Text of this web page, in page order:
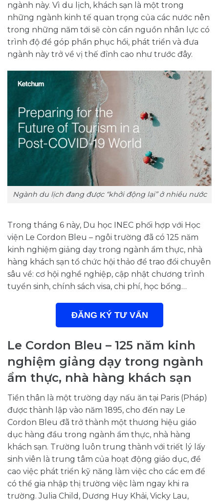
ngành này. Vì du lịch, khách sạn là một trong
những ngành kinh tế quan trọng của các nước nên
trong những năm tới sẽ còn cần nguồn nhân lực có
trình độ để góp phần phục hồi, phát triển và đưa
ngành này trở về vị thế đỉnh cao như trước đây.
Ngành du lịch đang được “khởi động lại” ở nhiều nước
Trong tháng 6 này, Du học INEC phối hợp với Học
viện Le Cordon Bleu – ngôi trường đã có 125 năm
kinh nghiệm giảng dạy trong ngành ẩm thực, nhà
hàng khách sạn tổ chức hội thảo để trao đổi chuyên
sâu về: cơ hội nghề nghiệp, cập nhật chương trình
tuyển sinh, chính sách visa, chi phí, học bổng…
ĐĂNG KÝ TƯ VẤN
Le Cordon Bleu – 125 năm kinh
nghiệm giảng dạy trong ngành
ẩm thực, nhà hàng khách sạn
Tiền thân là một trường dạy nấu ăn tại Paris (Pháp)
được thành lập vào năm 1895, cho đến nay Le
Cordon Bleu đã trở thành một thương hiệu giáo
dục hàng đầu trong ngành ẩm thực, nhà hàng
khách sạn. Trường luôn trung thành với triết lý lấy
sinh viên là trung tâm của hoạt động giáo dục, đề
cao việc phát triển kỹ năng làm việc cho các em để
có thể gia nhập thị trường việc làm ngay khi ra
trường. Julia Child, Dương Huy Khải, Vicky Lau,